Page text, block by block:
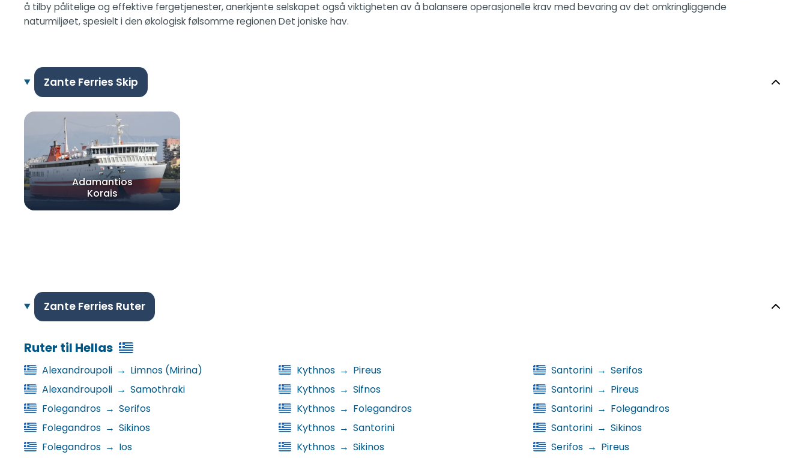
å tilby pålitelige og effektive fergetjenester, anerkjente selskapet også viktigheten av å balansere operasjonelle krav med bevaring av det omkringliggende
naturmiljøet, spesielt i den økologisk følsomme regionen Det joniske hav.
Zante Ferries Skip
Adamantios
Korais
Zante Ferries Ruter
Ruter til Hellas
Alexandroupoli → Limnos (Mirina)
Alexandroupoli → Samothraki
Folegandros → Serifos
Folegandros → Sikinos
Folegandros → Ios
Kythnos → Pireus
Kythnos → Sifnos
Kythnos → Folegandros
Kythnos → Santorini
Kythnos → Sikinos
Santorini → Serifos
Santorini → Pireus
Santorini → Folegandros
Santorini → Sikinos
Serifos → Pireus